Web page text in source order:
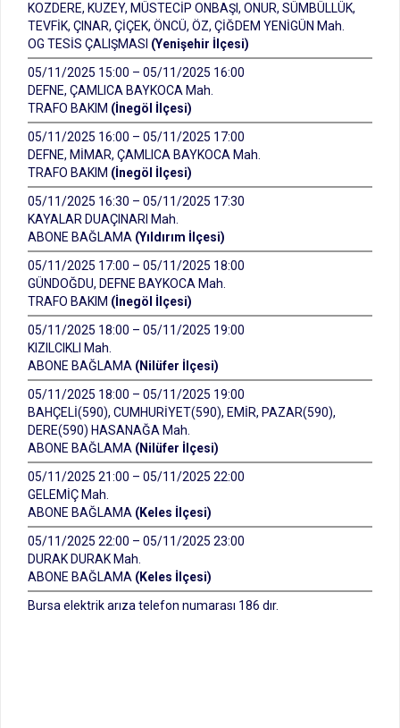
KOZDERE, KUZEY, MÜSTECİP ONBAŞI, ONUR, SÜMBÜLLÜK,
TEVFİK, ÇINAR, ÇİÇEK, ÖNCÜ, ÖZ, ÇİĞDEM YENİGÜN Mah.
OG TESİS ÇALIŞMASI (Yenişehir İlçesi)
05/11/2025 15:00 – 05/11/2025 16:00
DEFNE, ÇAMLICA BAYKOCA Mah.
TRAFO BAKIM (İnegöl İlçesi)
05/11/2025 16:00 – 05/11/2025 17:00
DEFNE, MİMAR, ÇAMLICA BAYKOCA Mah.
TRAFO BAKIM (İnegöl İlçesi)
05/11/2025 16:30 – 05/11/2025 17:30
KAYALAR DUAÇINARI Mah.
ABONE BAĞLAMA (Yıldırım İlçesi)
05/11/2025 17:00 – 05/11/2025 18:00
GÜNDOĞDU, DEFNE BAYKOCA Mah.
TRAFO BAKIM (İnegöl İlçesi)
05/11/2025 18:00 – 05/11/2025 19:00
KIZILCIKLI Mah.
ABONE BAĞLAMA (Nilüfer İlçesi)
05/11/2025 18:00 – 05/11/2025 19:00
BAHÇELİ(590), CUMHURİYET(590), EMİR, PAZAR(590),
DERE(590) HASANAĞA Mah.
ABONE BAĞLAMA (Nilüfer İlçesi)
05/11/2025 21:00 – 05/11/2025 22:00
GELEMİÇ Mah.
ABONE BAĞLAMA (Keles İlçesi)
05/11/2025 22:00 – 05/11/2025 23:00
DURAK DURAK Mah.
ABONE BAĞLAMA (Keles İlçesi)
Bursa elektrik arıza telefon numarası 186 dır.